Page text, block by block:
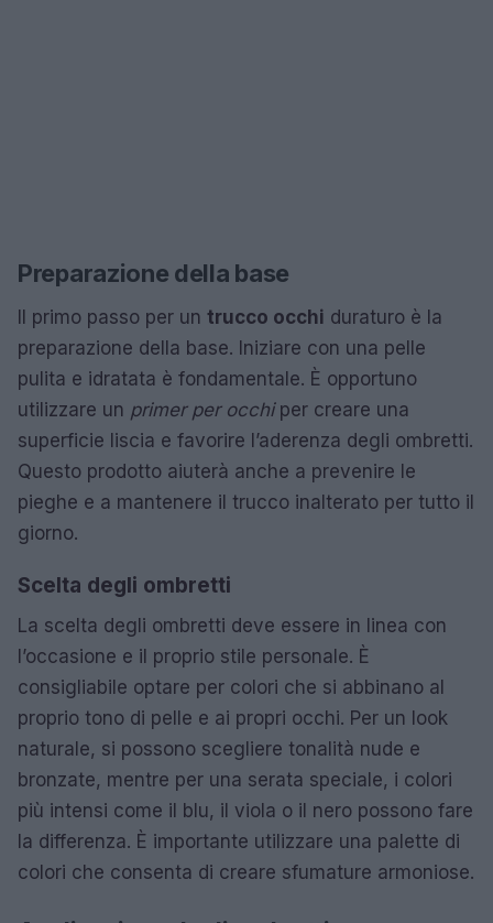
Preparazione della base
Il primo passo per un trucco occhi duraturo è la
preparazione della base. Iniziare con una pelle
pulita e idratata è fondamentale. È opportuno
utilizzare un primer per occhiper creare una
superficie liscia e favorire l’aderenza degli ombretti.
Questo prodotto aiuterà anche a prevenire le
pieghe e a mantenere il trucco inalterato per tutto il
giorno.
Scelta degli ombretti
La scelta degli ombretti deve essere in linea con
l’occasione e il proprio stile personale. È
consigliabile optare per colori che si abbinano al
proprio tono di pelle e ai propri occhi. Per un look
naturale, si possono scegliere tonalità nude e
bronzate, mentre per una serata speciale, i colori
più intensi come il blu, il viola o il nero possono fare
la differenza. È importante utilizzare una palette di
colori che consenta di creare sfumature armoniose.